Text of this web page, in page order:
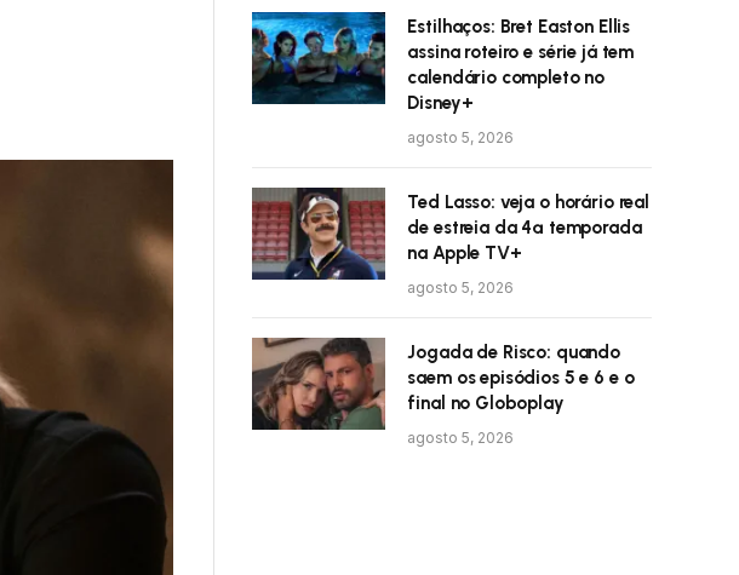
Estilhaços: Bret Easton Ellis
assina roteiro e série já tem
calendário completo no
Disney+
agosto 5, 2026
Ted Lasso: veja o horário real
de estreia da 4ª temporada
na Apple TV+
agosto 5, 2026
Jogada de Risco: quando
saem os episódios 5 e 6 e o
final no Globoplay
agosto 5, 2026